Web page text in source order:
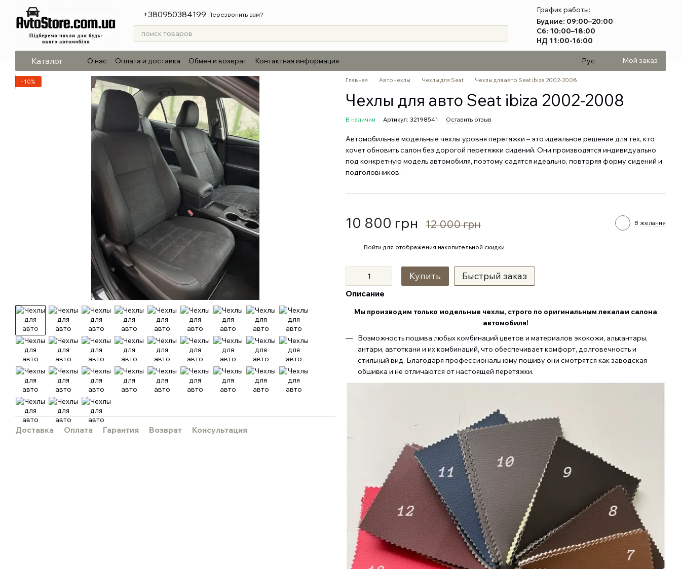
Перейти к основному контенту
+380950384199 Перезвонить вам?
График работы:
Будние: 09:00–20:00
Сб: 10:00–18:00
НД 11:00-16:00
Каталог О нас Оплата и доставка Обмен и возврат Контактная информация Рус Мой заказ
−10%
Доставка Оплата Гарантия Возврат Консультация
Главная Авточехлы Чехлы для Seat Чехлы для авто Seat ibiza 2002-2008
Чехлы для авто Seat ibiza 2002-2008
В наличии Артикул: 32198541 Оставить отзыв
Автомобильные модельные чехлы уровня перетяжки – это идеальное решение для тех, кто
хочет обновить салон без дорогой перетяжки сидений. Они производятся индивидуально
под конкретную модель автомобиля, поэтому садятся идеально, повторяя форму сидений и
подголовников.
10 800 грн 12 000 грн В желания
Войти для отображения накопительной скидки
Купить Быстрый заказ
Описание
Мы производим только модельные чехлы, строго по оригинальным лекалам салона
автомобиля!
Возможность пошива любых комбинаций цветов и материалов экокожи, алькантары,
антари, автоткани и их комбинаций, что обеспечивает комфорт, долговечность и
стильный вид. Благодаря профессиональному пошиву они смотрятся как заводская
обшивка и не отличаются от настоящей перетяжки.